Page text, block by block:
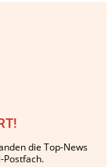
die Top-News
Postfach.